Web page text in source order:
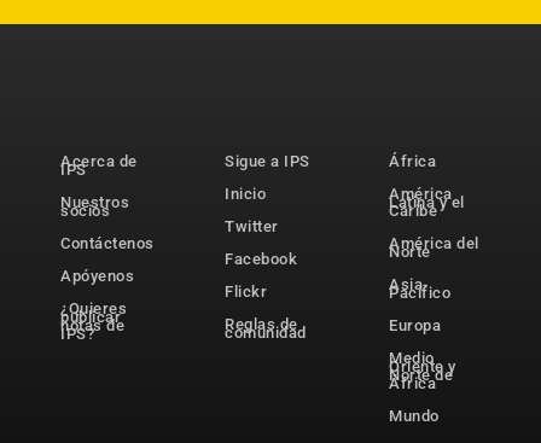
Acerca de
IPS
Nuestros
socios
Contáctenos
Apóyenos
¿Quieres
publicar
notas de
IPS?
Sigue a IPS
Inicio
Twitter
Facebook
Flickr
Reglas de
comunidad
África
América
Latina y el
Caribe
América del
Norte
Asia-
Pacífico
Europa
Medio
Oriente y
Norte de
África
Mundo